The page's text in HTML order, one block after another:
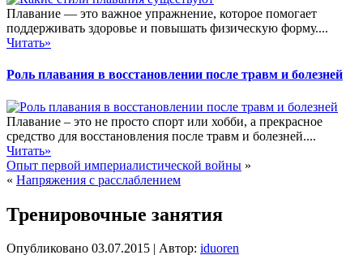
Плавание — это важное упражнение, которое помогает
поддерживать здоровье и повышать физическую форму....
Читать»
Роль плавания в восстановлении после травм и болезней
Плавание – это не просто спорт или хобби, а прекрасное
средство для восстановления после травм и болезней....
Читать»
Опыт первой империалистической войны »
« Напряжения с расслаблением
Тренировочные занятия
Опубликовано 03.07.2015 Автор: iduoren